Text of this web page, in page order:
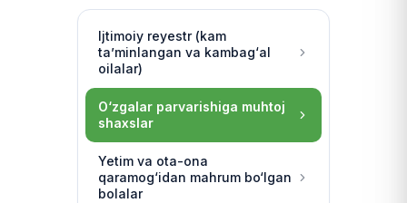
Ijtimoiy reyestr (kam
ta’minlangan va kambag‘al
oilalar)
O‘zgalar parvarishiga muhtoj
shaxslar
Yetim va ota-ona
qaramog‘idan mahrum bo‘lgan
bolalar